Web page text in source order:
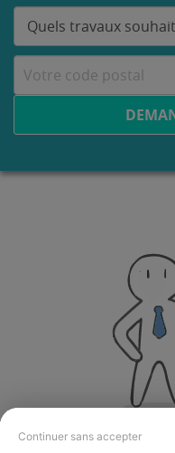
Continuer sans accepter